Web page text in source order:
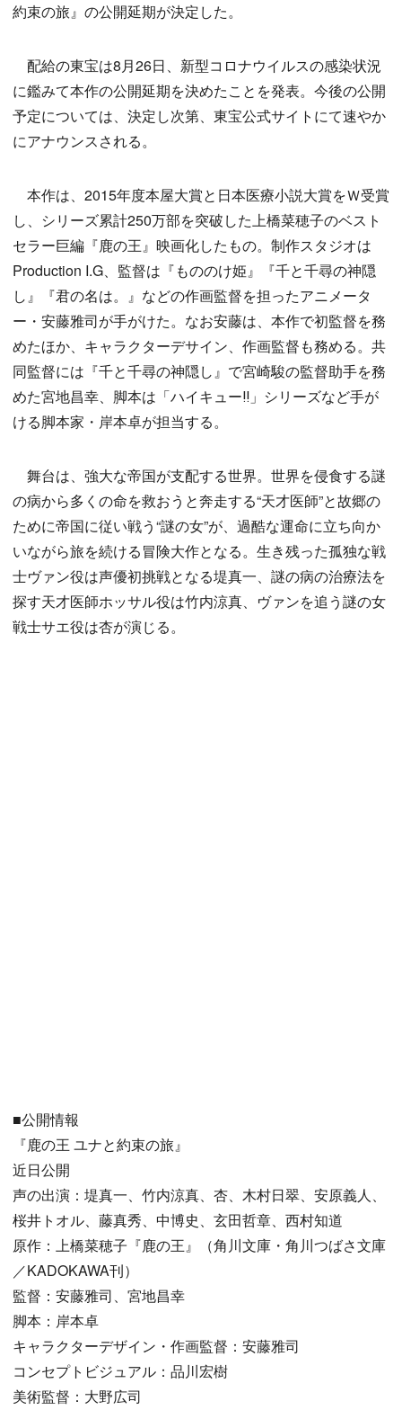
約束の旅』の公開延期が決定した。
配給の東宝は8月26日、新型コロナウイルスの感染状況
に鑑みて本作の公開延期を決めたことを発表。今後の公開
予定については、決定し次第、東宝公式サイトにて速やか
にアナウンスされる。
本作は、2015年度本屋大賞と日本医療小説大賞をＷ受賞
し、シリーズ累計250万部を突破した上橋菜穂子のベスト
セラー巨編『鹿の王』映画化したもの。制作スタジオは
Production I.G、監督は『もののけ姫』『千と千尋の神隠
し』『君の名は。』などの作画監督を担ったアニメータ
ー・安藤雅司が手がけた。なお安藤は、本作で初監督を務
めたほか、キャラクターデサイン、作画監督も務める。共
同監督には『千と千尋の神隠し』で宮崎駿の監督助手を務
めた宮地昌幸、脚本は「ハイキュー‼」シリーズなど手が
ける脚本家・岸本卓が担当する。
舞台は、強大な帝国が支配する世界。世界を侵食する謎
の病から多くの命を救おうと奔走する“天才医師”と故郷の
ために帝国に従い戦う“謎の女”が、過酷な運命に立ち向か
いながら旅を続ける冒険大作となる。生き残った孤独な戦
士ヴァン役は声優初挑戦となる堤真一、謎の病の治療法を
探す天才医師ホッサル役は竹内涼真、ヴァンを追う謎の女
戦士サエ役は杏が演じる。
■公開情報
『鹿の王 ユナと約束の旅』
近日公開
声の出演：堤真一、竹内涼真、杏、木村日翠、安原義人、
桜井トオル、藤真秀、中博史、玄田哲章、西村知道
原作：上橋菜穂子『鹿の王』（角川文庫・角川つばさ文庫
／KADOKAWA刊）
監督：安藤雅司、宮地昌幸
脚本：岸本卓
キャラクターデザイン・作画監督：安藤雅司
コンセプトビジュアル：品川宏樹
美術監督：大野広司